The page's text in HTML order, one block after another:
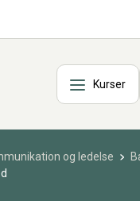
Kurser
og ledelse